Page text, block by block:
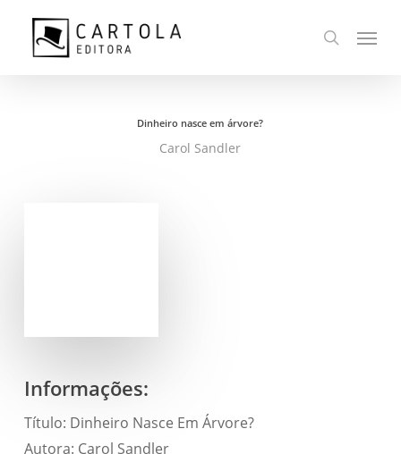
busca
Menu
Dinheiro nasce em árvore?
Carol Sandler
Informações:
Título: Dinheiro Nasce Em Árvore?
Autora: Carol Sandler